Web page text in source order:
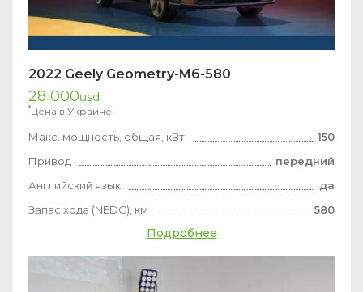
2022 Geely Geometry-M6-580
28 000usd
*Цена в Украине
Макс. мощность, общая, кВт
150
Привод
передний
Английский язык
да
Запас хода (NEDC), км
580
Подробнее